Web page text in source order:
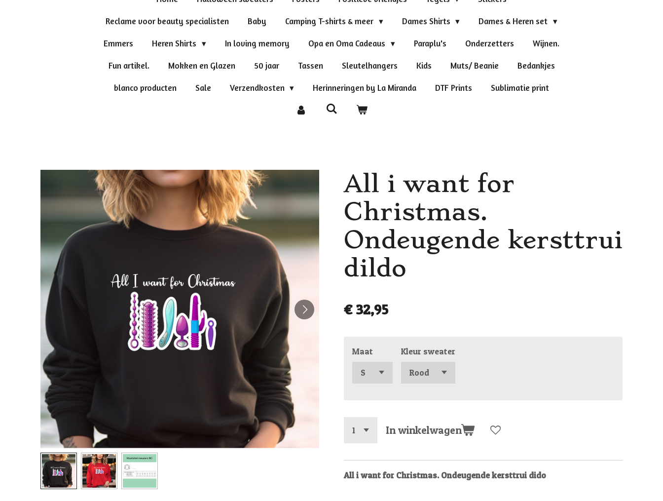
Reclame voor beauty specialisten Baby Camping T-shirts & meer Dames Shirts Dames & Heren set
Emmers Heren Shirts In loving memory Opa en Oma Cadeaus Paraplu's Onderzetters Wijnen.
Fun artikel. Mokken en Glazen 50 jaar Tassen Sleutelhangers Kids Muts/ Beanie Bedankjes
blanco producten Sale Verzendkosten Herinneringen by La Miranda DTF Prints Sublimatie print
All i want for
Christmas.
Ondeugende kersttrui
dildo
€ 32,95
Maat Kleur sweater
In winkelwagen
All i want for Christmas. Ondeugende kersttrui dido